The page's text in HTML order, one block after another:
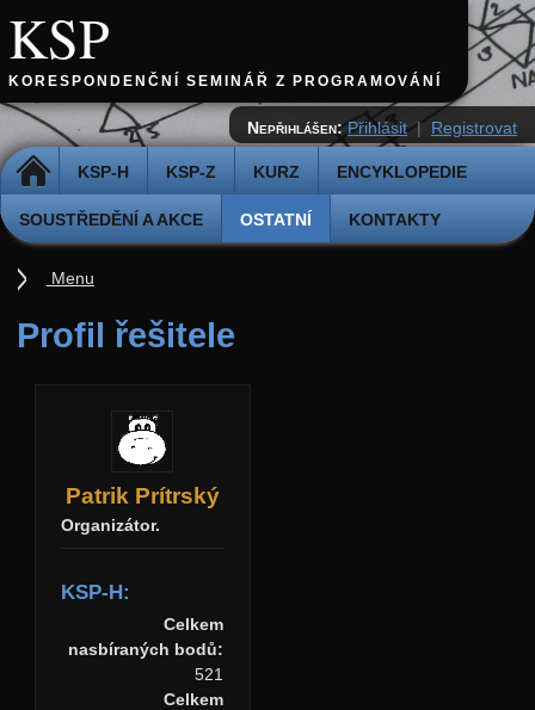
KSP
KORESPONDENČNÍ SEMINÁŘ Z PROGRAMOVÁNÍ
DOMŮ KSP-H KSP-Z KURZ ENCYKLOPEDIE
SOUSTŘEDĚNÍ A AKCE OSTATNÍ KONTAKTY
Nepřihlášen: Přihlásit | Registrovat
Profil řešitele
Patrik Prítrský
Organizátor.
KSP-H:
Celkem
nasbíraných bodů:
521
Celkem
Menu